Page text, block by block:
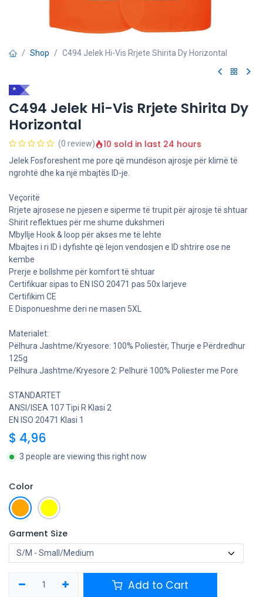
Shop C494 Jelek Hi-Vis Rrjete Shirita Dy Horizontal
*
C494 Jelek Hi-Vis Rrjete Shirita Dy
Horizontal
(0 review) 10 sold in last 24 hours
Jelek Fosforeshent me pore që mundëson ajrosje për klimë të
ngrohtë dhe ka një mbajtës ID-je.
Veçoritë
Rrjete ajrosese ne pjesen e siperme të trupit për ajrosje të shtuar
Shirit reflektues për me shume dukshmeri
Mbyllje Hook & loop për akses me të lehte
Mbajtes i ri ID i dyfishte që lejon vendosjen e ID shtrire ose ne
kembe
Prerje e bollshme për komfort të shtuar
Certifikuar sipas to EN ISO 20471 pas 50x larjeve
Certifikim CE
E Disponueshme deri ne masen 5XL
Materialet:
Pëlhura Jashtme/Kryesore: 100% Poliestër, Thurje e Përdredhur
125g
Pëlhura Jashtme/Kryesore 2: Pelhurë 100% Poliester me Pore
STANDARTET
ANSI/ISEA 107 Tipi R Klasi 2
EN ISO 20471 Klasi 1
$ 4,96
3 people are viewing this right now
Color
Garment Size
Add to Cart